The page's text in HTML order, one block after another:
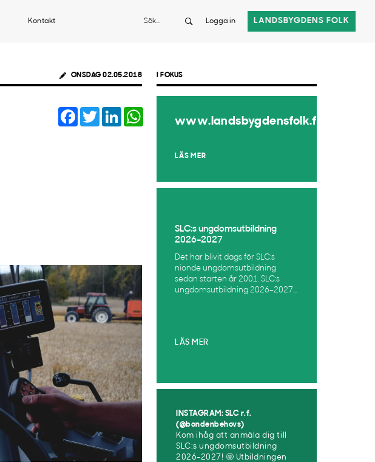
Kontakt Sök Logga in LANDSBYGDENS FOLK
ONSDAG 02.05.2018
Facebook
TwitterLinkedIn
I FOKUS
www.landsbygdensfolk.fi
LÄS MER
SLC:s ungdomsutbildning
2026–2027
Det har blivit dags för SLC:s
nionde ungdomsutbildning
sedan starten år 2001. SLC:s
ungdomsutbildning 2026–2027...
LÄS MER
INSTAGRAM: SLC r.f.
(@bondenbehovs)
Kom ihåg att anmäla dig till
SLC:s ungdomsutbildning
2026-2027! 🤩 Utbildningen